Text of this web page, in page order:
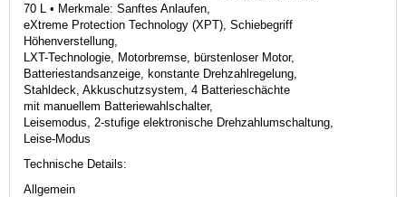
70 L • Merkmale: Sanftes Anlaufen,
eXtreme Protection Technology (XPT), Schiebegriff
Höhenverstellung,
LXT-Technologie, Motorbremse, bürstenloser Motor,
Batteriestandsanzeige, konstante Drehzahlregelung,
Stahldeck, Akkuschutzsystem, 4 Batterieschächte
mit manuellem Batteriewahlschalter,
Leisemodus, 2-stufige elektronische Drehzahlumschaltung,
Leise-Modus
Technische Details:
Allgemein